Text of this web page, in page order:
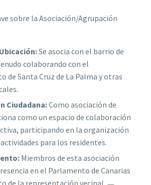
sobre la Asociación/Agrupación
Se asocia con el barrio de
colaborando con el
de Santa Cruz de La Palma y otras
.
Ciudadana:Como asociación de
como un espacio de colaboración
participando en la organización
para los residentes.
Miembros de esta asociación
en el Parlamento de Canarias